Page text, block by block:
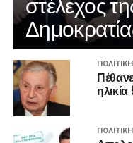
ΠΟΛΙΤΙΚΉ
ΠΟΛΙΤΙΚΉ